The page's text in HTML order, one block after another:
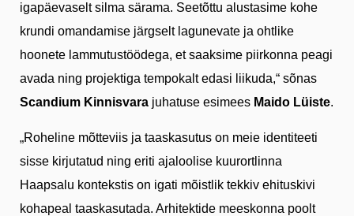
igapäevaselt silma särama. Seetõttu alustasime kohe
krundi omandamise järgselt lagunevate ja ohtlike
hoonete lammutustöödega, et saaksime piirkonna peagi
avada ning projektiga tempokalt edasi liikuda,“ sõnas
Scandium Kinnisvara juhatuse esimees Maido Lüiste.
„Roheline mõtteviis ja taaskasutus on meie identiteeti
sisse kirjutatud ning eriti ajaloolise kuurortlinna
Haapsalu kontekstis on igati mõistlik tekkiv ehituskivi
kohapeal taaskasutada. Arhitektide meeskonna poolt